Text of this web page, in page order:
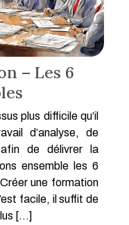
– Les 6
plus difficile qu’il
d’analyse, de
de délivrer la
ensemble les 6
une formation
facile, il suffit de
[…]